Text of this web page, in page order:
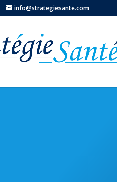
info@strategiesante.com